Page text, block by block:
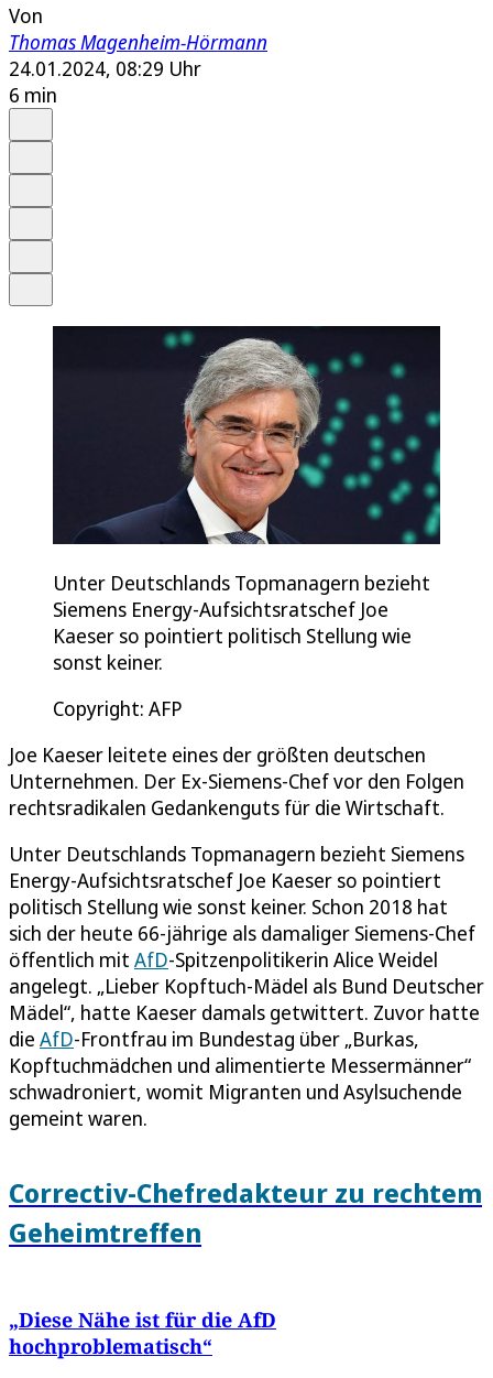
Von
Thomas Magenheim-Hörmann
24.01.2024, 08:29 Uhr
6 min
Unter Deutschlands Topmanagern bezieht
Siemens Energy-Aufsichtsratschef Joe
Kaeser so pointiert politisch Stellung wie
sonst keiner.
Copyright: AFP
Joe Kaeser leitete eines der größten deutschen
Unternehmen. Der Ex-Siemens-Chef vor den Folgen
rechtsradikalen Gedankenguts für die Wirtschaft.
Unter Deutschlands Topmanagern bezieht Siemens
Energy-Aufsichtsratschef Joe Kaeser so pointiert
politisch Stellung wie sonst keiner. Schon 2018 hat
sich der heute 66-jährige als damaliger Siemens-Chef
öffentlich mit AfD-Spitzenpolitikerin Alice Weidel
angelegt. „Lieber Kopftuch-Mädel als Bund Deutscher
Mädel“, hatte Kaeser damals getwittert. Zuvor hatte
die AfD-Frontfrau im Bundestag über „Burkas,
Kopftuchmädchen und alimentierte Messermänner“
schwadroniert, womit Migranten und Asylsuchende
gemeint waren.
Correctiv-Chefredakteur zu rechtem
Geheimtreffen
„Diese Nähe ist für die AfD
hochproblematisch“